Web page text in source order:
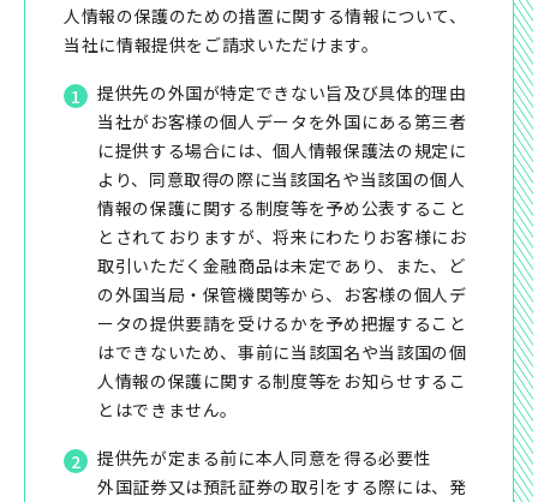
人情報の保護のための措置に関する情報について、
当社に情報提供をご請求いただけます。
提供先の外国が特定できない旨及び具体的理由
当社がお客様の個人データを外国にある第三者
に提供する場合には、個人情報保護法の規定に
より、同意取得の際に当該国名や当該国の個人
情報の保護に関する制度等を予め公表すること
とされておりますが、将来にわたりお客様にお
取引いただく金融商品は未定であり、また、ど
の外国当局・保管機関等から、お客様の個人デ
ータの提供要請を受けるかを予め把握すること
はできないため、事前に当該国名や当該国の個
人情報の保護に関する制度等をお知らせするこ
とはできません。
提供先が定まる前に本人同意を得る必要性
外国証券又は預託証券の取引をする際には、発